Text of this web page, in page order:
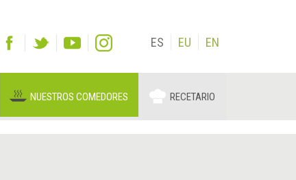
ES EU EN
NUESTROS COMEDORES RECETARIO